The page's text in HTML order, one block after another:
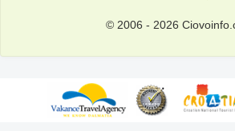
© 2006 - 2026